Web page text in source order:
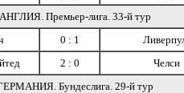
АНГЛИЯ. Премьер-лига. 33-й тур
0 : 1
2 : 0
Челси
Бундеслига. 29-й тур